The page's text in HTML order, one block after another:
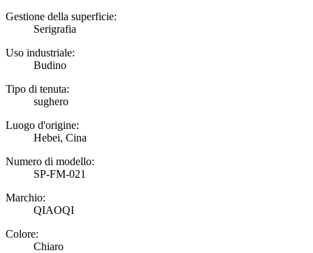
Gestione della superficie:
Serigrafia
Uso industriale:
Budino
Tipo di tenuta:
sughero
Luogo d'origine:
Hebei, Cina
Numero di modello:
SP-FM-021
Marchio:
QIAOQI
Colore:
Chiaro